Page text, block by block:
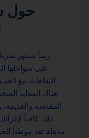
حول
ربما تشتهر
على سواحلها
الثقافات مع
هناك المعابد
المقدسة
ذلك كافياً
مذهلة تعد موطناً